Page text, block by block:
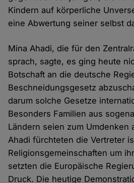
Kindern auf körperliche
eine Abwertung seiner selbst
Mina Ahadi, die für den
sprach, sagte, es ging heute
Botschaft an die deutsche
Beschneidungsgesetz
darum solche Gesetze
Besonders Familien aus
Ländern seien zum Umdenken
Ahadi fürchteten die Vertreter
Religionsgemeinschaften um
setzten die Europäische
Druck. Die heutige